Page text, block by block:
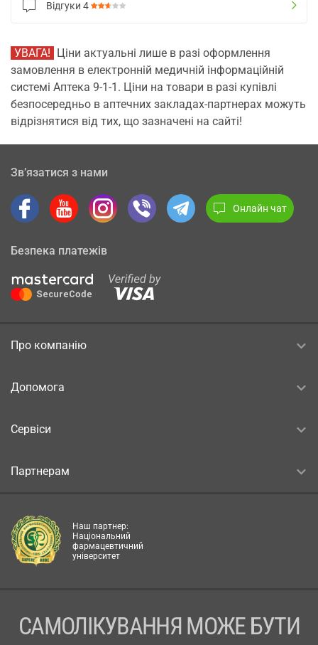
Відгуки 4
УВАГА! Ціни актуальні лише в разі оформлення
замовлення в електронній медичній інформаційній
системі Аптека 9-1-1. Ціни на товари в разі купівлі
безпосередньо в аптечних закладах-партнерах можуть
відрізнятися від тих, що зазначені на сайті!
Зв’язатися з нами
Онлайн чат
Безпека платежів
Про компанію
Допомога
Сервіси
Партнерам
Наш партнер:
Національний
фармацевтичний
університет
САМОЛІКУВАННЯ МОЖЕ БУТИ